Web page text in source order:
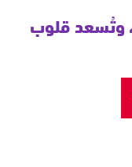
وتُسعد قلوب